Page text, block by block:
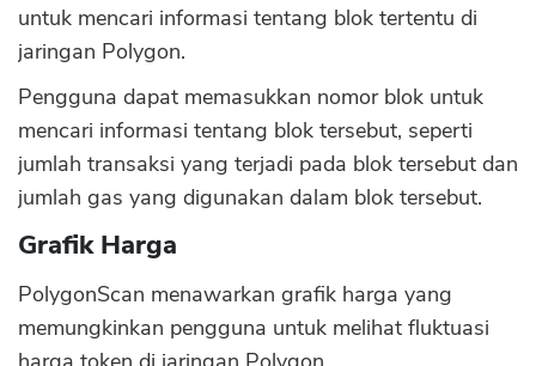
untuk mencari informasi tentang blok tertentu di
jaringan Polygon.
Pengguna dapat memasukkan nomor blok untuk
mencari informasi tentang blok tersebut, seperti
jumlah transaksi yang terjadi pada blok tersebut dan
jumlah gas yang digunakan dalam blok tersebut.
Grafik Harga
PolygonScan menawarkan grafik harga yang
memungkinkan pengguna untuk melihat fluktuasi